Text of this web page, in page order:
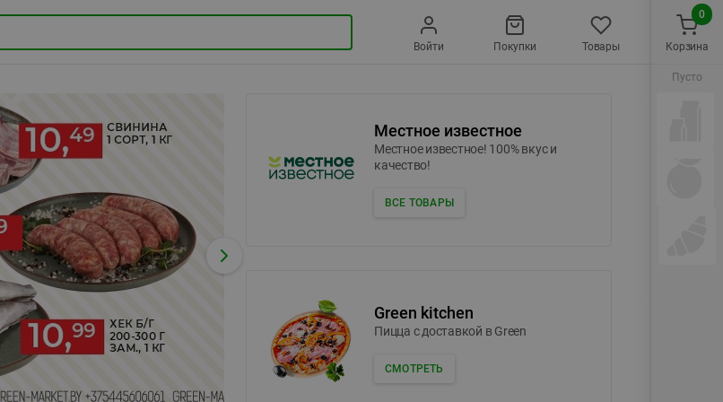
Войти Покупки Товары
Местное известное
Местное известное! 100% вкус и
качество!
ВСЕ ТОВАРЫ
Green kitchen
Пицца c доставкой в Green
СМОТРЕТЬ
Корзина
0
Пусто